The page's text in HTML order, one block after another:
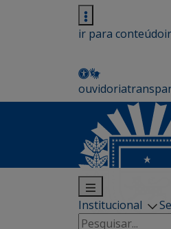
ir para conteúdo
ouvidoria
Institucional
Pesquisar